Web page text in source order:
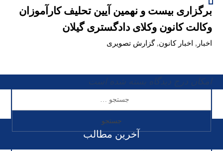
برگزاری بیست و نهمین آیین تحلیف کارآموزان
وکالت کانون وکلای دادگستری گیلان
اخبار , اخبار کانون,گزارش تصویری
آخرین مطالب